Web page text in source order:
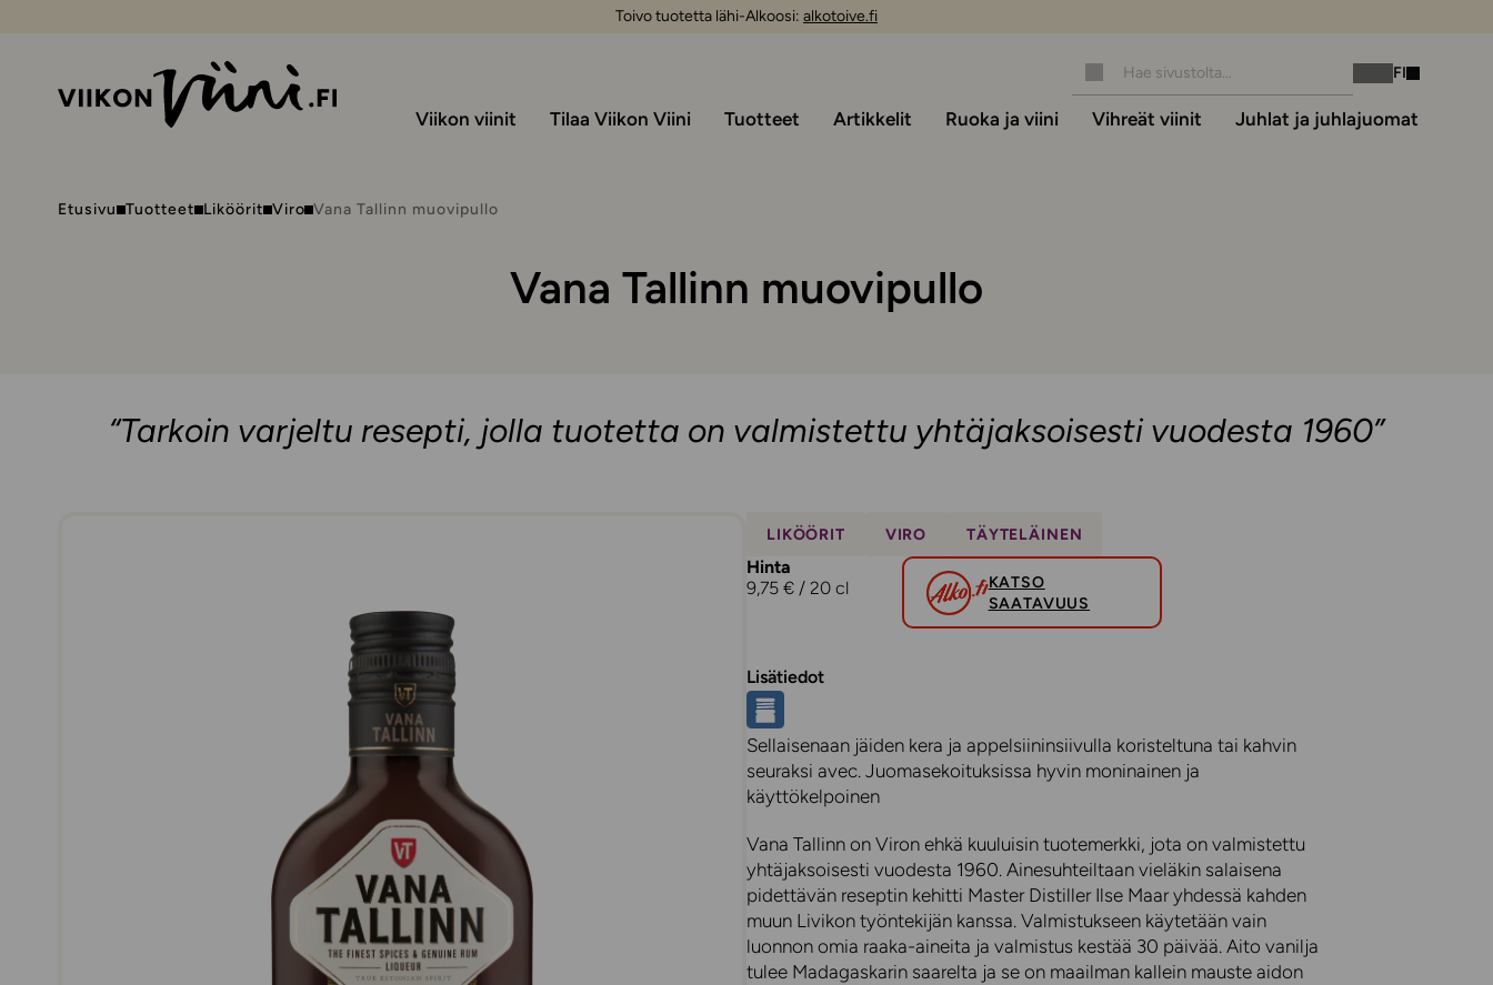
Toivo tuotetta lähi-Alkoosi: alkotoive.fi
Instagram
Facebook
FI
Viikon viinit Tilaa Viikon Viini Tuotteet Artikkelit Ruoka ja viini Vihreät viinit Juhlat ja juhlajuomat
Etusivu Tuotteet Liköörit Viro Vana Tallinn muovipullo
Vana Tallinn muovipullo
“Tarkoin varjeltu resepti, jolla tuotetta on valmistettu yhtäjaksoisesti vuodesta 1960”
LIKÖÖRIT VIRO TÄYTELÄINEN
Hinta
9,75 € / 20 cl
KATSO
SAATAVUUS
Lisätiedot
Sellaisenaan jäiden kera ja appelsiininsiivulla koristeltuna tai kahvin
seuraksi avec. Juomasekoituksissa hyvin moninainen ja
käyttökelpoinen
Vana Tallinn on Viron ehkä kuuluisin tuotemerkki, jota on valmistettu
yhtäjaksoisesti vuodesta 1960. Ainesuhteiltaan vieläkin salaisena
pidettävän reseptin kehitti Master Distiller Ilse Maar yhdessä kahden
muun Livikon työntekijän kanssa. Valmistukseen käytetään vain
luonnon omia raaka-aineita ja valmistus kestää 30 päivää. Aito vanilja
tulee Madagaskarin saarelta ja se on maailman kallein mauste aidon